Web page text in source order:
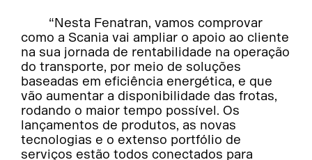
“Nesta Fenatran, vamos comprovar
como a Scania vai ampliar o apoio ao cliente
na sua jornada de rentabilidade na operação
do transporte, por meio de soluções
baseadas em eficiência energética, e que
vão aumentar a disponibilidade das frotas,
rodando o maior tempo possível. Os
lançamentos de produtos, as novas
tecnologias e o extenso portfólio de
serviços estão todos conectados para